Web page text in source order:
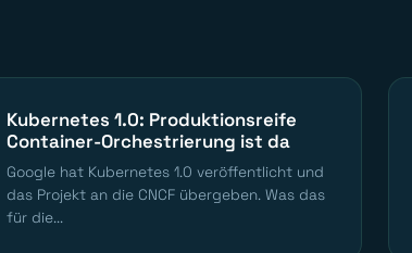
Kubernetes 1.0: Produktionsreife
Container-Orchestrierung ist da
Google hat Kubernetes 1.0 veröffentlicht und
das Projekt an die CNCF übergeben. Was das
für die...